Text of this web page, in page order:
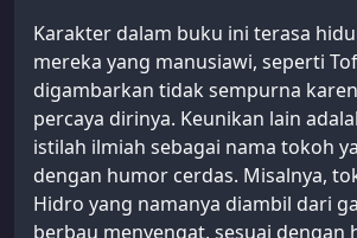
Karakter dalam buku ini terasa
mereka yang manusiawi, seperti
digambarkan tidak sempurna
percaya dirinya. Keunikan lain
istilah ilmiah sebagai nama tokoh
dengan humor cerdas. Misalnya,
Hidro yang namanya diambil dari
berbau menyengat, sesuai dengan